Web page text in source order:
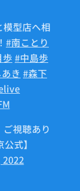
型店へ相
！ #南ことり
歩 #中島歩
き #森下
視聴あり
式】